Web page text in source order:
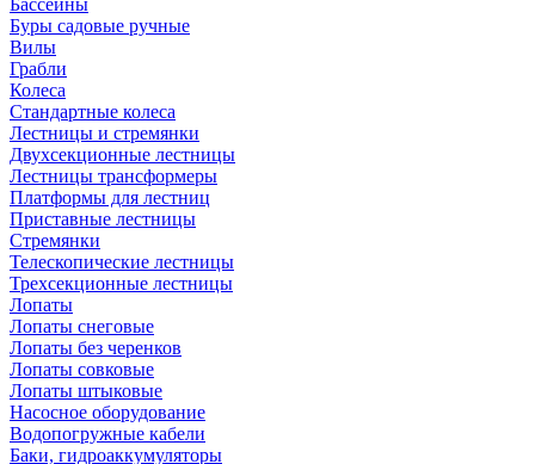
Бассейны
Буры садовые ручные
Вилы
Грабли
Колеса
Стандартные колеса
Лестницы и стремянки
Двухсекционные лестницы
Лестницы трансформеры
Платформы для лестниц
Приставные лестницы
Стремянки
Телескопические лестницы
Трехсекционные лестницы
Лопаты
Лопаты снеговые
Лопаты без черенков
Лопаты совковые
Лопаты штыковые
Насосное оборудование
Водопогружные кабели
Баки, гидроаккумуляторы